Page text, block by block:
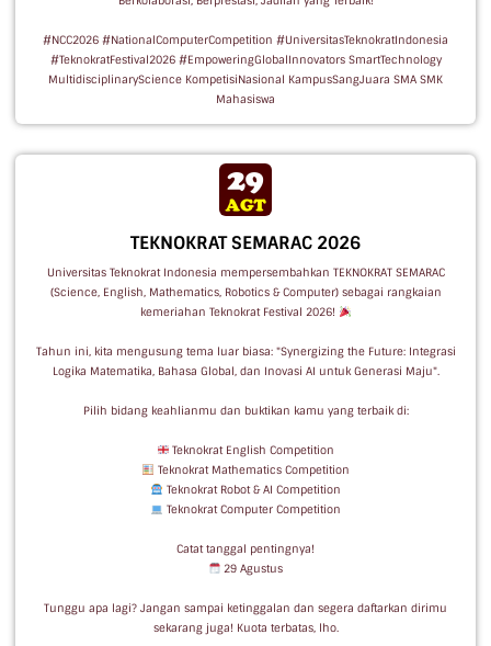
#NCC2026 #NationalComputerCompetition #UniversitasTeknokratIndonesia
#TeknokratFestival2026 #EmpoweringGlobalInnovators SmartTechnology
MultidisciplinaryScience KompetisiNasional KampusSangJuara SMA SMK
Mahasiswa
TEKNOKRAT SEMARAC 2026
Universitas Teknokrat Indonesia mempersembahkan TEKNOKRAT SEMARAC
(Science, English, Mathematics, Robotics & Computer) sebagai rangkaian
kemeriahan Teknokrat Festival 2026!
Tahun ini, kita mengusung tema luar biasa: "Synergizing the Future: Integrasi
Logika Matematika, Bahasa Global, dan Inovasi AI untuk Generasi Maju".
Pilih bidang keahlianmu dan buktikan kamu yang terbaik di:
Teknokrat English Competition
Teknokrat Mathematics Competition
Teknokrat Robot & AI Competition
Teknokrat Computer Competition
Catat tanggal pentingnya!
29 Agustus
Tunggu apa lagi? Jangan sampai ketinggalan dan segera daftarkan dirimu
sekarang juga! Kuota terbatas, lho.